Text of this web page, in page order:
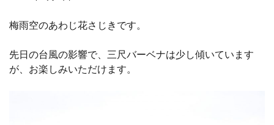
梅雨空のあわじ花さじきです。
先日の台風の影響で、三尺バーベナは少し傾いています
が、お楽しみいただけます。